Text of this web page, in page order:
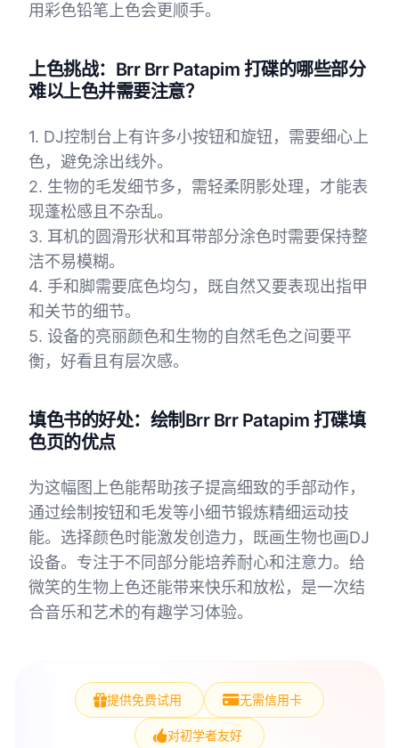
用彩色铅笔上色会更顺手。
上色挑战：Brr Brr Patapim 打碟的哪些部分
难以上色并需要注意？
1. DJ控制台上有许多小按钮和旋钮，需要细心上
色，避免涂出线外。
2. 生物的毛发细节多，需轻柔阴影处理，才能表
现蓬松感且不杂乱。
3. 耳机的圆滑形状和耳带部分涂色时需要保持整
洁不易模糊。
4. 手和脚需要底色均匀，既自然又要表现出指甲
和关节的细节。
5. 设备的亮丽颜色和生物的自然毛色之间要平
衡，好看且有层次感。
填色书的好处：绘制Brr Brr Patapim 打碟填
色页的优点
为这幅图上色能帮助孩子提高细致的手部动作，
通过绘制按钮和毛发等小细节锻炼精细运动技
能。选择颜色时能激发创造力，既画生物也画DJ
设备。专注于不同部分能培养耐心和注意力。给
微笑的生物上色还能带来快乐和放松，是一次结
合音乐和艺术的有趣学习体验。
提供免费试用 无需信用卡
对初学者友好